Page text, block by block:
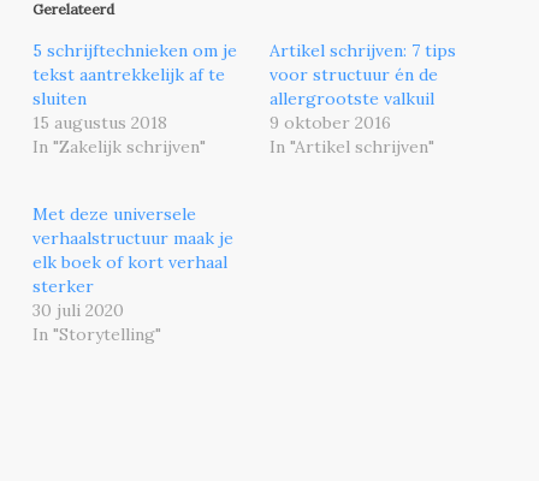
Gerelateerd
5 schrijftechnieken om je
tekst aantrekkelijk af te
sluiten
15 augustus 2018
In "Zakelijk schrijven"
Artikel schrijven: 7 tips
voor structuur én de
allergrootste valkuil
9 oktober 2016
In "Artikel schrijven"
Met deze universele
verhaalstructuur maak je
elk boek of kort verhaal
sterker
30 juli 2020
In "Storytelling"